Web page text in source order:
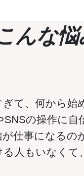
んな
ぎて、何から始
の操作に自
仕事になるの
る人もいなく